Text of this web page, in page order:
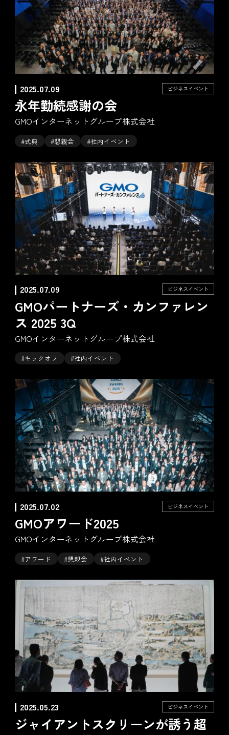
2025.07.09 ビジネスイベント
永年勤続感謝の会
GMOインターネットグループ株式会社
#式典 #懇親会 #社内イベント
2025.07.09 ビジネスイベント
GMOパートナーズ・カンファレン
ス 2025 3Q
GMOインターネットグループ株式会社
#キックオフ #社内イベント
2025.07.02 ビジネスイベント
GMOアワード2025
GMOインターネットグループ株式会社
#アワード #懇親会 #社内イベント
2025.05.23 ビジネスイベント
ジャイアントスクリーンが誘う超